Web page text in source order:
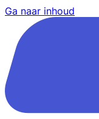
Ga naar inhoud